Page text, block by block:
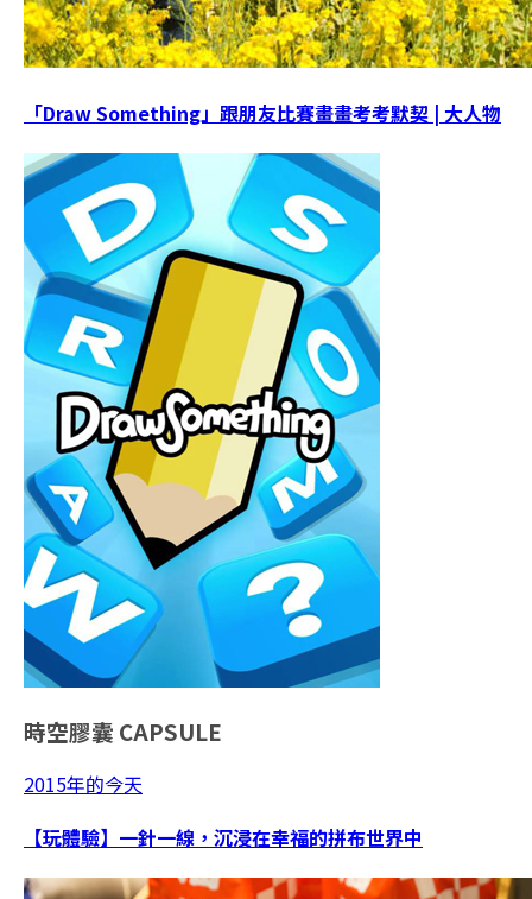
「Draw Something」跟朋友比賽畫畫考考默契 | 大人物
時空膠囊 CAPSULE
2015年的今天
【玩體驗】一針一線，沉浸在幸福的拼布世界中